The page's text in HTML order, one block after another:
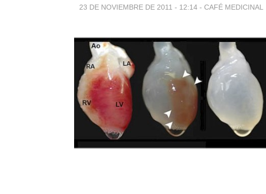
23 DE NOVIEMBRE DE 2011 - 12:14 - CAFÉ MEDICINAL